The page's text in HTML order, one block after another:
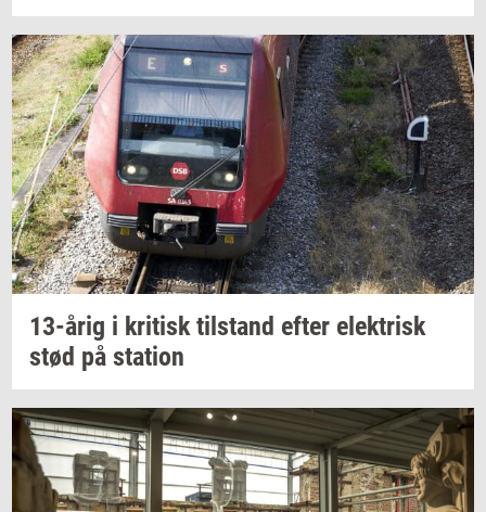
13-årig i kri­tisk til­stand efter elek­trisk
stød på sta­tion